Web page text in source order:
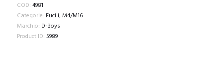
COD: 4981
Categorie: Fucili, M4/M16
Marchio: D-Boys
Product ID: 5989